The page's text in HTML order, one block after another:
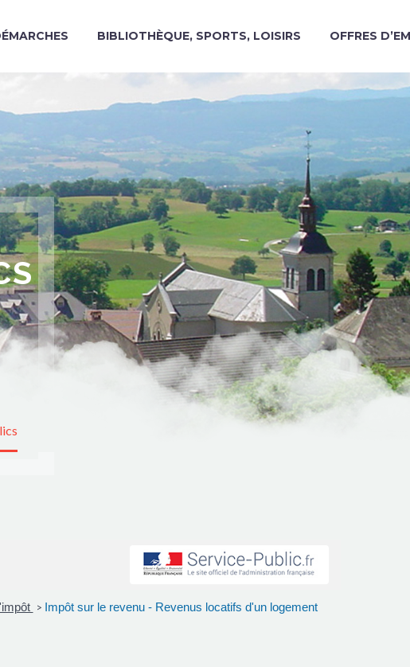
BIBLIOTHÈQUE, SPORTS, LOISIRS OFFRES
> Impôt sur le revenu - Revenus locatifs d'un logement